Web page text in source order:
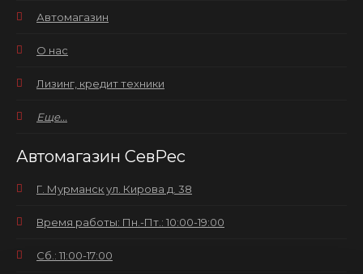
Автомагазин
О нас
Лизинг, кредит техники
Еще...
Автомагазин СевРес
Г. Мурманск ул. Кирова д. 38
Время работы: Пн.-Пт.: 10:00-19:00
Сб.: 11:00-17:00